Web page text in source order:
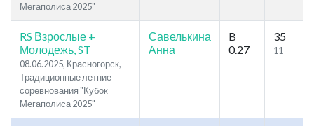
Мегаполиса 2025"
RS Взрослые +
Молодежь, ST
08.06.2025, Красногорск,
Традиционные летние
соревнования "Кубок
Мегаполиса 2025"
Савелькина
Анна
B
0.27
35
11